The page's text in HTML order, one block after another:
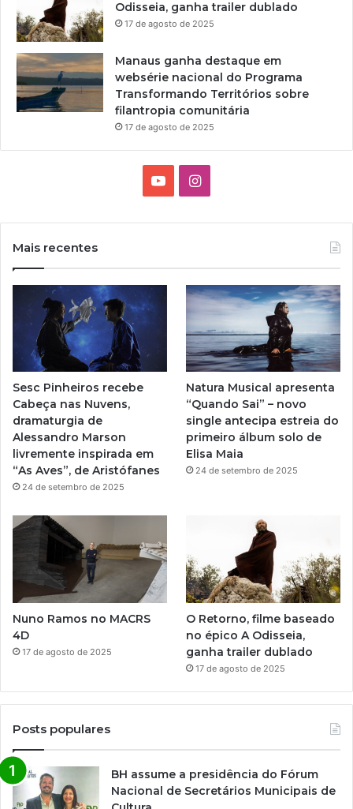
Odisseia, ganha trailer dublado
17 de agosto de 2025
Manaus ganha destaque em
websérie nacional do Programa
Transformando Territórios sobre
filantropia comunitária
17 de agosto de 2025
e
I
g
r
a
m
Mais recentes
Sesc Pinheiros recebe
Cabeça nas Nuvens,
dramaturgia de
Alessandro Marson
livremente inspirada em
“As Aves”, de Aristófanes
24 de setembro de 2025
Natura Musical apresenta
“Quando Sai” – novo
single antecipa estreia do
primeiro álbum solo de
Elisa Maia
24 de setembro de 2025
Nuno Ramos no MACRS
4D
17 de agosto de 2025
O Retorno, filme baseado
no épico A Odisseia,
ganha trailer dublado
17 de agosto de 2025
Posts populares
BH assume a presidência do Fórum
Nacional de Secretários Municipais de